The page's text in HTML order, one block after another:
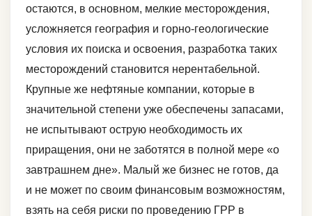
остаются, в основном, мелкие месторождения,
усложняется география и горно-геологические
условия их поиска и освоения, разработка таких
месторождений становится нерентабельной.
Крупные же нефтяные компании, которые в
значительной степени уже обеспечены запасами,
не испытывают острую необходимость их
приращения, они не заботятся в полной мере «о
завтрашнем дне». Малый же бизнес не готов, да
и не может по своим финансовым возможностям,
взять на себя риски по проведению ГРР в